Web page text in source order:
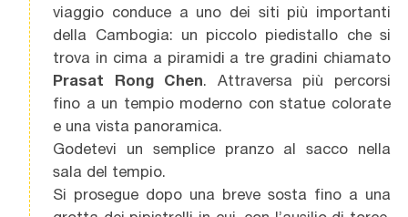
viaggio conduce a uno dei siti più importanti
della Cambogia: un piccolo piedistallo che si
trova in cima a piramidi a tre gradini chiamato
Prasat Rong Chen. Attraversa più percorsi
fino a un tempio moderno con statue colorate
e una vista panoramica.
Godetevi un semplice pranzo al sacco nella
sala del tempio.
Si prosegue dopo una breve sosta fino a una